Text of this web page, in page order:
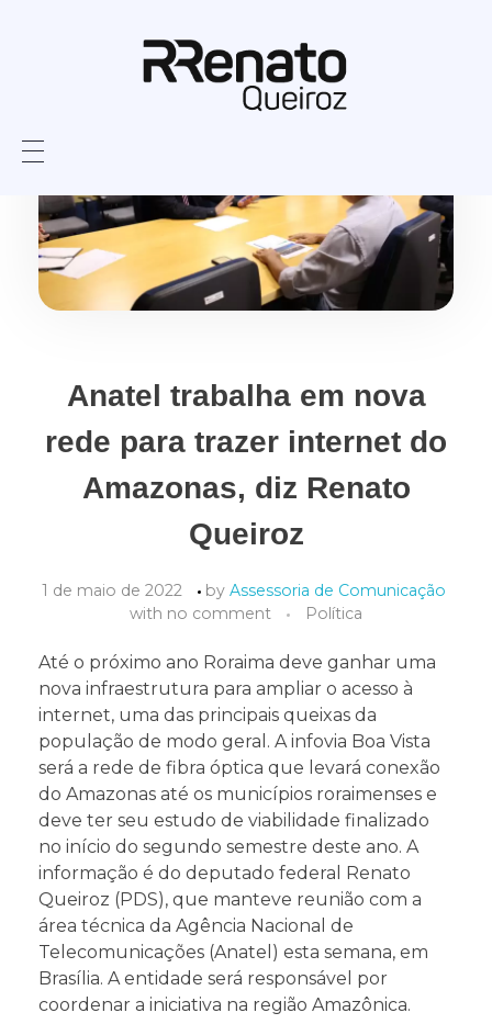
Anatel trabalha em nova
rede para trazer internet do
Amazonas, diz Renato
Queiroz
1 de maio de 2022 by Assessoria de Comunicação
with no comment Política
Até o próximo ano Roraima deve ganhar uma
nova infraestrutura para ampliar o acesso à
internet, uma das principais queixas da
população de modo geral. A infovia Boa Vista
será a rede de fibra óptica que levará conexão
do Amazonas até os municípios roraimenses e
deve ter seu estudo de viabilidade finalizado
no início do segundo semestre deste ano. A
informação é do deputado federal Renato
Queiroz (PDS), que manteve reunião com a
área técnica da Agência Nacional de
Telecomunicações (Anatel) esta semana, em
Brasília. A entidade será responsável por
coordenar a iniciativa na região Amazônica.